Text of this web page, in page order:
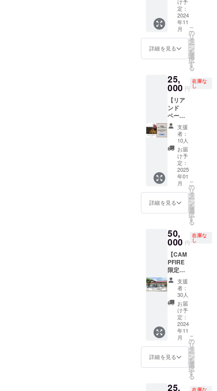
日(水曜
日)で開
催予定
として
おりま
すの参
す。 備
考欄に
て第2希
望まで
の日程
をお願
い致し
ます。
※天候
や、や
むおえ
ない場
合の
キャン
セルは
ベーグ
ル店舗
+ドリッ
プバッ
グセッ
トに変
更可能
です。
プロ
ジェク
ト終了
後、
メール
にてご
連絡い
たしま
す。
用可
能。2年
間有
効。 プ
ロジェ
クト終
了後、
順次発
しま
す。
ワー
ケー
ション
やバカ
ンスで
ご利用
くださ
い。
IRE限定
プレ
オープ
ン特別
価格！
②施設
の本
オープ
ン前に
優先的
に予約
ができ
る特典
付き
2024/11
/30〜
2025/03
りプラ
ンで
す。基
本食事
は付き
ませ
ん。 ご
希望の
方はオ
プショ
ンをご
利用下
さいま
せ。 プ
ロジェ
クト終
了後に
にお送
能。1回
分の宿
泊券で
大人6名
まで宿
泊可
能。 ②
宿泊割
10,000
円×20枚
（200,0
00円相
当） 従
業員、
家族に
譲渡可
能。 こ
ちらの
クーポ
ン券は
オープ
ンより2
年間有
効
(2025/0
4/01~20
にクレ
ジット
記載
（Mサ
イズ、2
年間表
示）
サイ
ト下部
に、M
サイズ
で企業
ロゴま
たはテ
キスト
を掲
載。 ※
後やり
らでも
利用可
能なシ
ンプル
な素泊
まりプ
ランで
す。 何
分けて
宿泊す
ること
も可能
ですの
で、長
期滞在
をお考
えの方
に最適
です。
長期間
にわ
たって
北広島
町の自
然を堪
す。
【内
容】
①12泊
13日の
宿泊体
験 一棟
貸切
で、1人
から最
大6名ま
での宿
泊が可
能で
す。
ワー
ケー
ご利用
様）】
FERME
LLの活
動を支
援して
くださ
るスポ
ンサー
のプラ
ンで
す。ス
ポン
サー様
には、
特別な
宿泊券
や割引
券、
ウェブ
サイト
上での
企業PR
を通じ
て、感
謝の気
す。
【内
容】
①1泊2
日の宿
泊券×8
回分
(520,00
0円相
当） 従
業員、
家族に
譲渡可
能。1回
分の宿
泊券で
大人6名
宿泊割
定：
2024
年11
月
詳細を見る
こ
の
リ
タ
ー
ン
を
選
択
す
る
25,
000 円
在庫な
し
【リア
ンド
ベーグ
ルのボ
タニカ
ルな季
節のお
まかせ
ベーグ
ル8個
セット
の定期
便プラ
ン】
1ヶ月に
1回×3回
たしま
す。
（冷凍
発送で
全国対
応可
能） ＆
宿泊割
引券
5%OFF
ベーグ
ルセッ
ト定期
便での
リター
ンプラ
ンで
ト】 通
支援
者：
10人
お届
け予
定：
2025
年01
月
詳細を見る
こ
の
リ
タ
ー
ン
を
選
択
す
る
50,
000 円
在庫な
し
【CAM
PFIRE
限定特
別料
金】い
つでも
使える1
泊2日の
宿泊券
(朝食付
き)【プ
レオー
プン期
間優先
予約】
プレ
ン期間
支援
者：
30人
お届
け予
定：
2024
年11
月
詳細を見る
こ
の
リ
タ
ー
ン
を
選
択
す
る
25, 在庫な